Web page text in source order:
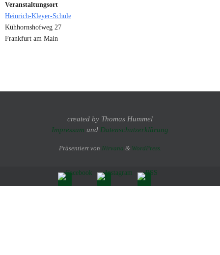
Veranstaltungsort
Heinrich-Kleyer-Schule
Kühhornshofweg 27
Frankfurt am Main
created by Thomas Hummel
Impressum und Datenschutzerklärung
Präsentiert von Nirvana & WordPress.